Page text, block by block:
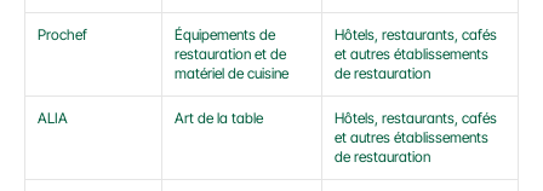
Prochef
Équipements de
restauration et de
matériel de cuisine
Hôtels, restaurants, cafés
et autres établissements
de restauration
ALIA Art de la table
Hôtels, restaurants, cafés
et autres établissements
de restauration